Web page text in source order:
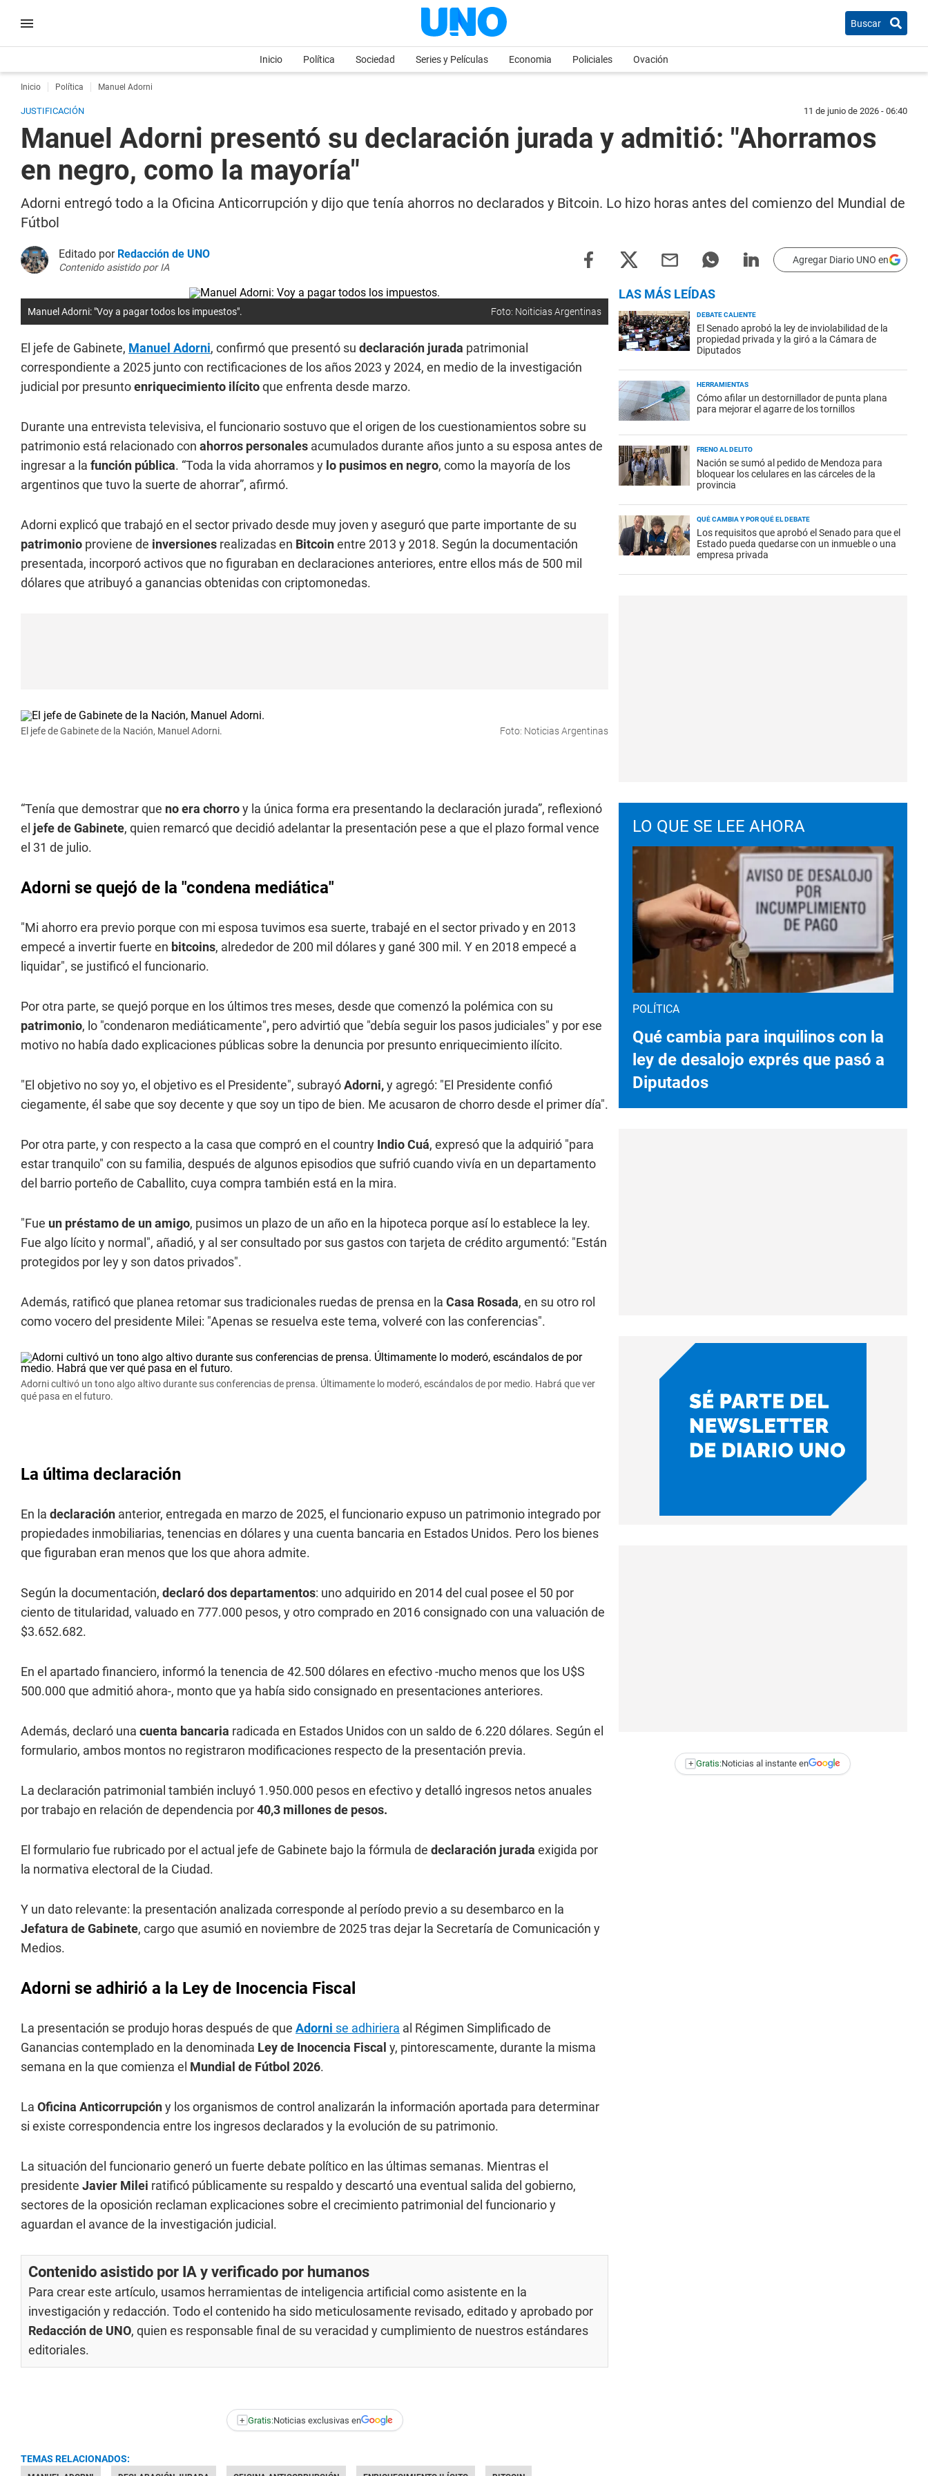
Buscar
Inicio Política Sociedad Series y Películas Economia Policiales Ovación
Inicio Política Manuel Adorni
JUSTIFICACIÓN 11 de junio de 2026 - 06:40
Manuel Adorni presentó su declaración jurada y admitió: "Ahorramos
en negro, como la mayoría"
Adorni entregó todo a la Oficina Anticorrupción y dijo que tenía ahorros no declarados y Bitcoin. Lo hizo horas antes del comienzo del Mundial de
Fútbol
Editado por Redacción de UNO
Contenido asistido por IA
Agregar Diario UNO en
Manuel Adorni: "Voy a pagar todos los impuestos". Foto: Noiticias Argentinas
El jefe de Gabinete, Manuel Adorni, confirmó que presentó su declaración jurada patrimonial
correspondiente a 2025 junto con rectificaciones de los años 2023 y 2024, en medio de la investigación
judicial por presuntoenriquecimiento ilícitoque enfrenta desde marzo.
Durante una entrevista televisiva, el funcionario sostuvo que el origen de los cuestionamientos sobre su
patrimonio está relacionado con ahorros personales acumulados durante años junto a su esposa antes de
ingresar a la función pública. “Toda la vida ahorramos y lo pusimos en negro, como la mayoría de los
argentinos que tuvo la suerte de ahorrar”, afirmó.
Adorni explicó que trabajó en el sector privado desde muy joven y aseguró que parte importante de su
patrimonio proviene de inversiones realizadas en Bitcoinentre 2013 y 2018. Según la documentación
presentada, incorporó activos que no figuraban en declaraciones anteriores, entre ellos más de 500 mil
dólares que atribuyó a ganancias obtenidas con criptomonedas.
El jefe de Gabinete de la Nación, Manuel Adorni. Foto: Noticias Argentinas
“Tenía que demostrar que no era chorroy la única forma era presentando la declaración jurada”, reflexionó
el jefe de Gabinete, quien remarcó que decidió adelantar la presentación pese a que el plazo formal vence
el 31 de julio.
Adorni se quejó de la "condena mediática"
"Mi ahorro era previo porque con mi esposa tuvimos esa suerte, trabajé en el sector privado y en 2013
empecé a invertir fuerte en bitcoins, alrededor de 200 mil dólares y gané 300 mil. Y en 2018 empecé a
liquidar", se justificó el funcionario.
Por otra parte, se quejó porque en los últimos tres meses, desde que comenzó la polémica con su
patrimonio, lo "condenaron mediáticamente", pero advirtió que "debía seguir los pasos judiciales" y por ese
motivo no había dado explicaciones públicas sobre la denuncia por presunto enriquecimiento ilícito.
"El objetivo no soy yo, el objetivo es el Presidente", subrayóAdorni,y agregó: "El Presidente confió
ciegamente, él sabe que soy decente y que soy un tipo de bien. Me acusaron de chorro desde el primer día".
Por otra parte, y con respecto a la casa que compró en el country Indio Cuá, expresó que la adquirió "para
estar tranquilo" con su familia, después de algunos episodios que sufrió cuando vivía en un departamento
del barrio porteño de Caballito, cuya compra también está en la mira.
"Fue un préstamo de un amigo, pusimos un plazo de un año en la hipoteca porque así lo establece la ley.
Fue algo lícito y normal", añadió, y al ser consultado por sus gastos con tarjeta de crédito argumentó: "Están
protegidos por ley y son datos privados".
Además, ratificó que planea retomar sus tradicionales ruedas de prensa en la Casa Rosada, en su otro rol
como vocero del presidente Milei: "Apenas se resuelva este tema, volveré con las conferencias".
Adorni cultivó un tono algo altivo durante sus conferencias de prensa. Últimamente lo moderó, escándalos de por medio. Habrá que ver
qué pasa en el futuro.
La última declaración
En la declaración anterior, entregada en marzo de 2025, el funcionario expuso un patrimonio integrado por
propiedades inmobiliarias, tenencias en dólares y una cuenta bancaria en Estados Unidos. Pero los bienes
que figuraban eran menos que los que ahora admite.
Según la documentación, declaró dos departamentos: uno adquirido en 2014 del cual posee el 50 por
ciento de titularidad, valuado en 777.000 pesos, y otro comprado en 2016 consignado con una valuación de
$3.652.682.
En el apartado financiero, informó la tenencia de 42.500 dólares en efectivo -mucho menos que los U$S
500.000 que admitió ahora-, monto que ya había sido consignado en presentaciones anteriores.
Además, declaró una cuenta bancaria radicada en Estados Unidos con un saldo de 6.220 dólares. Según el
formulario, ambos montos no registraron modificaciones respecto de la presentación previa.
La declaración patrimonial también incluyó 1.950.000 pesos en efectivo y detalló ingresos netos anuales
por trabajo en relación de dependencia por40,3 millones de pesos.
El formulario fue rubricado por el actual jefe de Gabinete bajo la fórmula de declaración jurada exigida por
la normativa electoral de la Ciudad.
Y un dato relevante: la presentación analizada corresponde al período previo a su desembarco en la
Jefatura de Gabinete, cargo que asumió en noviembre de 2025 tras dejar la Secretaría de Comunicación y
Medios.
Adorni se adhirió a la Ley de Inocencia Fiscal
La presentación se produjo horas después de que Adorni se adhiriera al Régimen Simplificado de
Ganancias contemplado en la denominada Ley de Inocencia Fiscal y, pintorescamente, durante la misma
semana en la que comienza el Mundial de Fútbol 2026.
La Oficina Anticorrupcióny los organismos de control analizarán la información aportada para determinar
si existe correspondencia entre los ingresos declarados y la evolución de su patrimonio.
La situación del funcionario generó un fuerte debate político en las últimas semanas. Mientras el
presidente Javier Milei ratificó públicamente su respaldo y descartó una eventual salida del gobierno,
sectores de la oposición reclaman explicaciones sobre el crecimiento patrimonial del funcionario y
aguardan el avance de la investigación judicial.
Contenido asistido por IA y verificado por humanos
Para crear este artículo, usamos herramientas de inteligencia artificial como asistente en la
investigación y redacción. Todo el contenido ha sido meticulosamente revisado, editado y aprobado por
Redacción de UNO, quien es responsable final de su veracidad y cumplimiento de nuestrosestándares
editoriales.
+ Gratis:Noticias exclusivas en
TEMAS RELACIONADOS:
LAS MÁS LEÍDAS
DEBATE CALIENTE
El Senado aprobó la ley de inviolabilidad de la
propiedad privada y la giró a la Cámara de
Diputados
HERRAMIENTAS
Cómo afilar un destornillador de punta plana
para mejorar el agarre de los tornillos
FRENO AL DELITO
Nación se sumó al pedido de Mendoza para
bloquear los celulares en las cárceles de la
provincia
QUÉ CAMBIA Y POR QUÉ EL DEBATE
Los requisitos que aprobó el Senado para que el
Estado pueda quedarse con un inmueble o una
empresa privada
LO QUE SE LEE AHORA
POLÍTICA
Qué cambia para inquilinos con la
ley de desalojo exprés que pasó a
Diputados
+ Gratis:Noticias al instante en